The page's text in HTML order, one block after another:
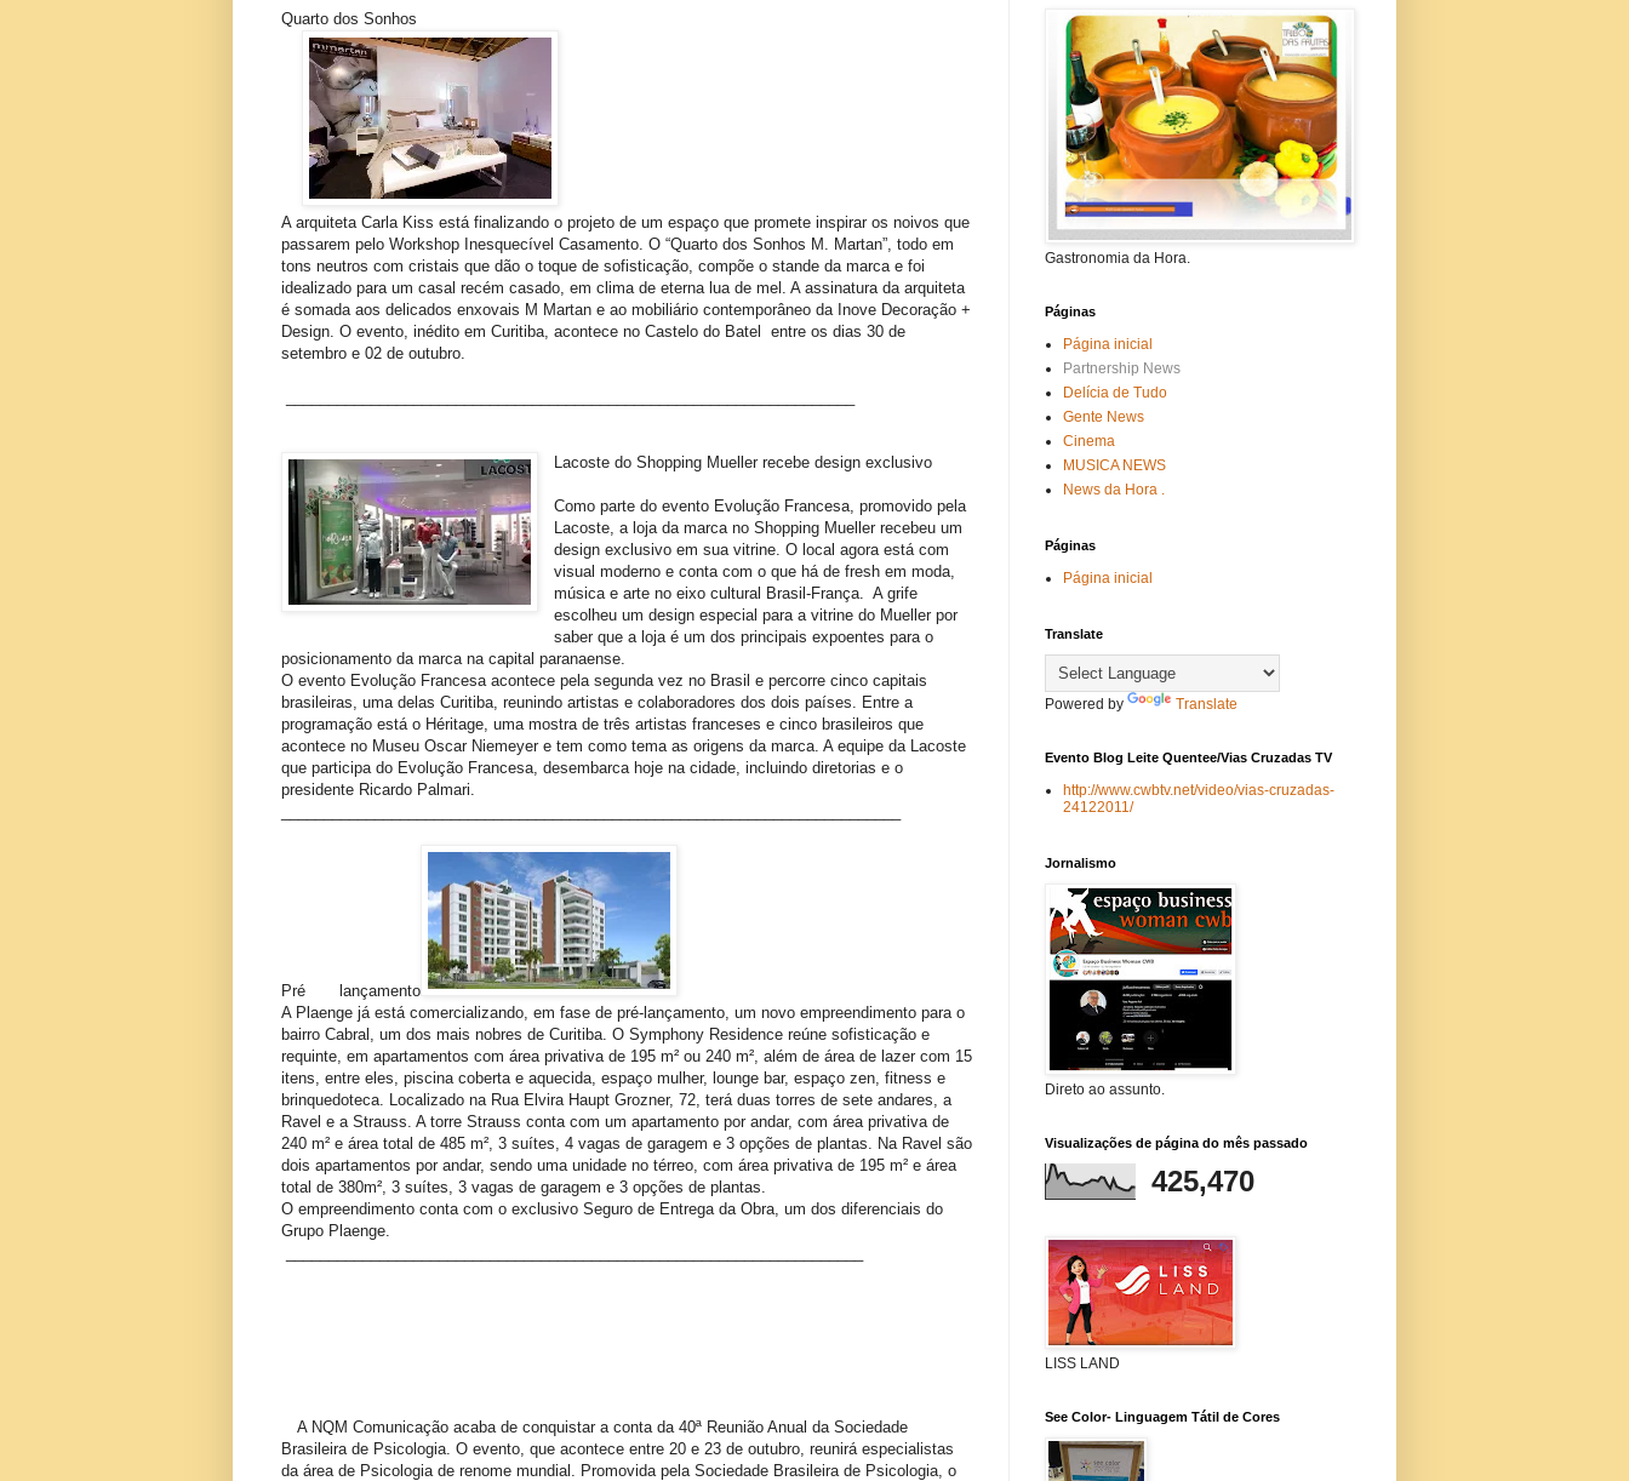
Quarto dos Sonhos
A arquiteta Carla Kiss está finalizando o projeto de um espaço que promete inspirar os noivos que
passarem pelo Workshop Inesquecível Casamento. O “Quarto dos Sonhos M. Martan”, todo em
tons neutros com cristais que dão o toque de sofisticação, compõe o stande da marca e foi
idealizado para um casal recém casado, em clima de eterna lua de mel. A assinatura da arquiteta
é somada aos delicados enxovais M Martan e ao mobiliário contemporâneo da Inove Decoração +
Design. O evento, inédito em Curitiba, acontece no Castelo do Batel entre os dias 30 de
setembro e 02 de outubro.
Lacoste do Shopping Mueller recebe design exclusivo
Como parte do evento Evolução Francesa, promovido pela
Lacoste, a loja da marca no Shopping Mueller recebeu um
design exclusivo em sua vitrine. O local agora está com
visual moderno e conta com o que há de fresh em moda,
música e arte no eixo cultural Brasil-França. A grife
escolheu um design especial para a vitrine do Mueller por
saber que a loja é um dos principais expoentes para o
posicionamento da marca na capital paranaense.
O evento Evolução Francesa acontece pela segunda vez no Brasil e percorre cinco capitais
brasileiras, uma delas Curitiba, reunindo artistas e colaboradores dos dois países. Entre a
programação está o Héritage, uma mostra de três artistas franceses e cinco brasileiros que
acontece no Museu Oscar Niemeyer e tem como tema as origens da marca. A equipe da Lacoste
que participa do Evolução Francesa, desembarca hoje na cidade, incluindo diretorias e o
presidente Ricardo Palmari.
Pré lançamento
A Plaenge já está comercializando, em fase de pré-lançamento, um novo empreendimento para o
bairro Cabral, um dos mais nobres de Curitiba. O Symphony Residence reúne sofisticação e
requinte, em apartamentos com área privativa de 195 m² ou 240 m², além de área de lazer com 15
itens, entre eles, piscina coberta e aquecida, espaço mulher, lounge bar, espaço zen, fitness e
brinquedoteca. Localizado na Rua Elvira Haupt Grozner, 72, terá duas torres de sete andares, a
Ravel e a Strauss. A torre Strauss conta com um apartamento por andar, com área privativa de
240 m² e área total de 485 m², 3 suítes, 4 vagas de garagem e 3 opções de plantas. Na Ravel são
dois apartamentos por andar, sendo uma unidade no térreo, com área privativa de 195 m² e área
total de 380m², 3 suítes, 3 vagas de garagem e 3 opções de plantas.
O empreendimento conta com o exclusivo Seguro de Entrega da Obra, um dos diferenciais do
Grupo Plaenge.
A NQM Comunicação acaba de conquistar a conta da 40ª Reunião Anual da Sociedade
Brasileira de Psicologia. O evento, que acontece entre 20 e 23 de outubro, reunirá especialistas
da área de Psicologia de renome mundial. Promovida pela Sociedade Brasileira de Psicologia, o
Gastronomia da Hora.
Páginas
Página inicial
Partnership News
Delícia de Tudo
Gente News
Cinema
MUSICA NEWS
News da Hora .
Páginas
Página inicial
Translate
Powered by Translate
Evento Blog Leite Quentee/Vias Cruzadas TV
http://www.cwbtv.net/video/vias-cruzadas-
24122011/
Jornalismo
Direto ao assunto.
Visualizações de página do mês passado
425,470
LISS LAND
See Color- Linguagem Tátil de Cores